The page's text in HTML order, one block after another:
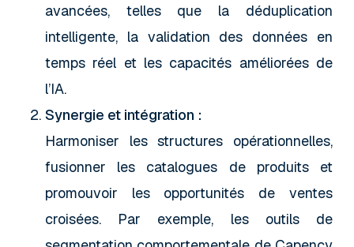
avancées, telles que la déduplication
intelligente, la validation des données en
temps réel et les capacités améliorées de
l’IA.
Synergie et intégration :
Harmoniser les structures opérationnelles,
fusionner les catalogues de produits et
promouvoir les opportunités de ventes
croisées. Par exemple, les outils de